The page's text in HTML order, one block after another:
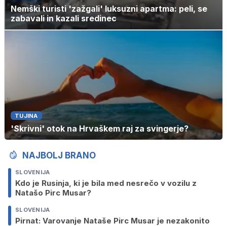
Nemški turisti 'zažgali' luksuzni apartma: peli, se
zabavali in kazali sredinec
TUJINA
'Skrivni' otok na Hrvaškem raj za svingerje?
NAJBOLJ BRANO
SLOVENIJA
Kdo je Rusinja, ki je bila med nesrečo v vozilu z
Natašo Pirc Musar?
SLOVENIJA
Pirnat: Varovanje Nataše Pirc Musar je nezakonito